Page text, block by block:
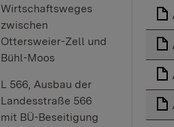
Wirtschaftsweges
zwischen
Ottersweier-Zell und
Bühl-Moos
L 566, Ausbau der
Landesstraße 566
mit BÜ-Beseitigung